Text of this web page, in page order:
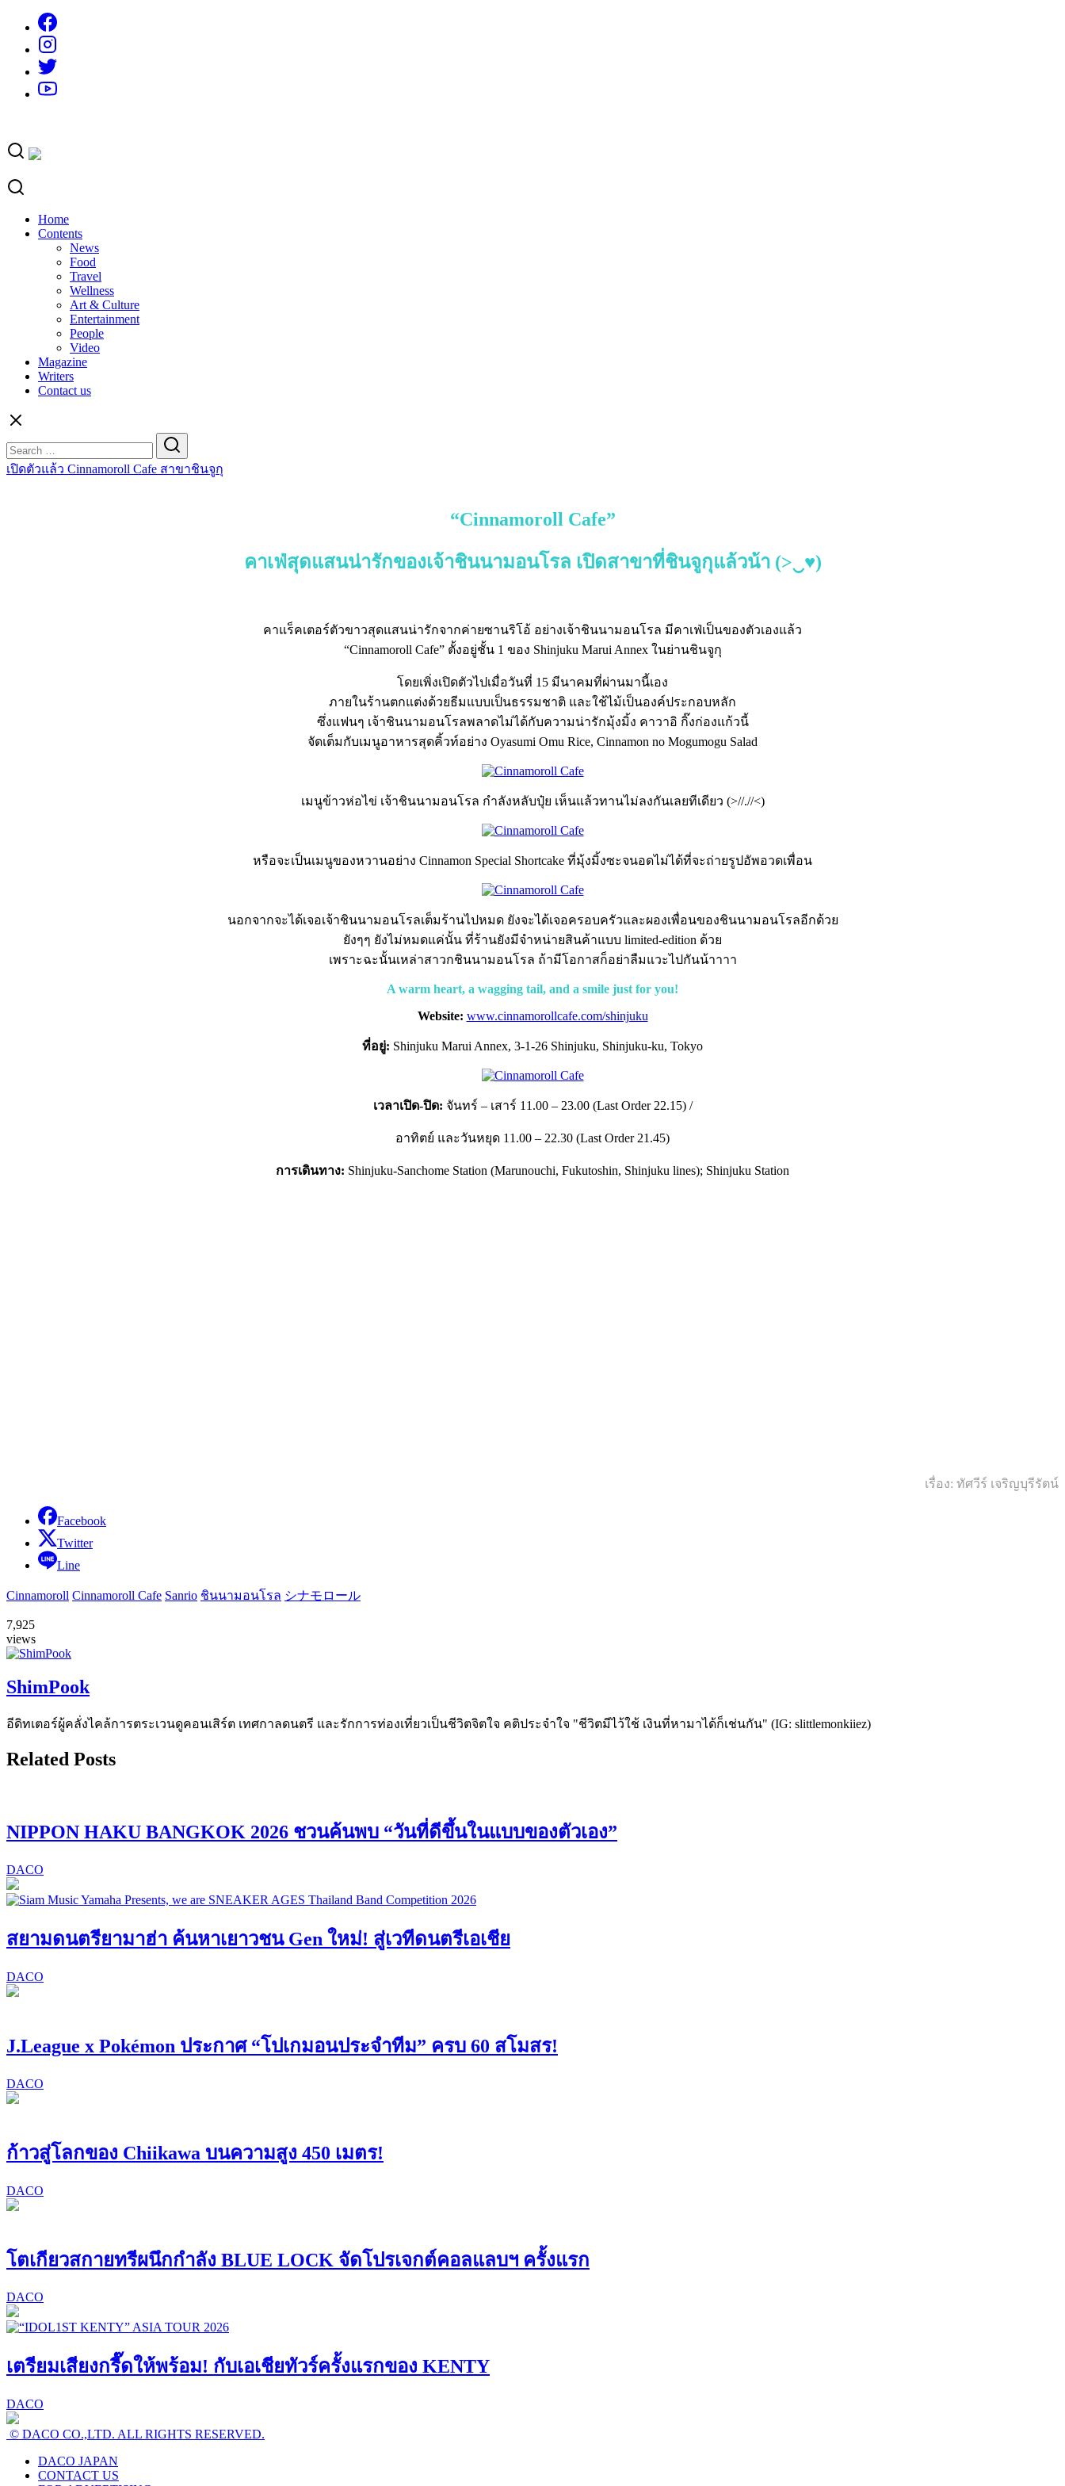
content
Home
Contents
News
Food
Travel
Wellness
Art & Culture
Entertainment
People
Video
Magazine
Writers
Contact us
for:
เปิดตัวแล้ว Cinnamoroll Cafe สาขาชินจูกุ
“Cinnamoroll Cafe”
คาเฟ่สุดแสนน่ารักของเจ้าชินนามอนโรล เปิดสาขาที่ชินจูกุแล้วน้า (>‿♥)
คาแร็คเตอร์ตัวขาวสุดแสนน่ารักจากค่ายซานริโอ้ อย่างเจ้าชินนามอนโรล มีคาเฟ่เป็นของตัวเองแล้ว
“Cinnamoroll Cafe” ตั้งอยู่ชั้น 1 ของ Shinjuku Marui Annex ในย่านชินจูกุ
โดยเพิ่งเปิดตัวไปเมื่อวันที่ 15 มีนาคมที่ผ่านมานี้เอง
ภายในร้านตกแต่งด้วยธีมแบบเป็นธรรมชาติ และใช้ไม้เป็นองค์ประกอบหลัก
ซึ่งแฟนๆ เจ้าชินนามอนโรลพลาดไม่ได้กับความน่ารักมุ้งมิ้ง คาวาอิ กิ๊งก่องแก้วนี้
จัดเต็มกับเมนูอาหารสุดคิ้วท์อย่าง Oyasumi Omu Rice, Cinnamon no Mogumogu Salad
เมนูข้าวห่อไข่ เจ้าชินนามอนโรล กำลังหลับปุ๋ย เห็นแล้วทานไม่ลงกันเลยทีเดียว (>//.//<)
หรือจะเป็นเมนูของหวานอย่าง Cinnamon Special Shortcake ที่มุ้งมิ้งซะจนอดไม่ได้ที่จะถ่ายรูปอัพอวดเพื่อน
นอกจากจะได้เจอเจ้าชินนามอนโรลเต็มร้านไปหมด ยังจะได้เจอครอบครัวและผองเพื่อนของชินนามอนโรลอีกด้วย
ยังๆๆ ยังไม่หมดแค่นั้น ที่ร้านยังมีจำหน่ายสินค้าแบบ limited-edition ด้วย
เพราะฉะนั้นเหล่าสาวกชินนามอนโรล ถ้ามีโอกาสก็อย่าลืมแวะไปกันน้าาาา
A warm heart, a wagging tail, and a smile just for you!
Website: www.cinnamorollcafe.com/shinjuku
ที่อยู่: Shinjuku Marui Annex, 3-1-26 Shinjuku, Shinjuku-ku, Tokyo
เวลาเปิด-ปิด: จันทร์ – เสาร์ 11.00 – 23.00 (Last Order 22.15) /
อาทิตย์ และวันหยุด 11.00 – 22.30 (Last Order 21.45)
การเดินทาง: Shinjuku-Sanchome Station (Marunouchi, Fukutoshin, Shinjuku lines); Shinjuku Station
เรื่อง: ทัศวีร์ เจริญบุรีรัตน์
Facebook
Twitter
Line
Cinnamoroll Cinnamoroll Cafe Sanrio ชินนามอนโรล シナモロール
7,925
views
ShimPook
อีดิทเตอร์ผู้คลั่งไคล้การตระเวนดูคอนเสิร์ต เทศกาลดนตรี และรักการท่องเที่ยวเป็นชีวิตจิตใจ คติประจำใจ "ชีวิตมีไว้ใช้ เงินที่หามาได้ก็เช่นกัน" (IG: slittlemonkiiez)
Related Posts
NIPPON HAKU BANGKOK 2026 ชวนค้นพบ “วันที่ดีขึ้นในแบบของตัวเอง”
DACO
สยามดนตรียามาฮ่า ค้นหาเยาวชน Gen ใหม่! สู่เวทีดนตรีเอเชีย
DACO
J.League x Pokémon ประกาศ “โปเกมอนประจำทีม” ครบ 60 สโมสร!
DACO
ก้าวสู่โลกของ Chiikawa บนความสูง 450 เมตร!
DACO
โตเกียวสกายทรีผนึกกำลัง BLUE LOCK จัดโปรเจกต์คอลแลบฯ ครั้งแรก
DACO
เตรียมเสียงกรี๊ดให้พร้อม! กับเอเชียทัวร์ครั้งแรกของ KENTY
DACO
© DACO CO.,LTD. ALL RIGHTS RESERVED.
DACO JAPAN
CONTACT US